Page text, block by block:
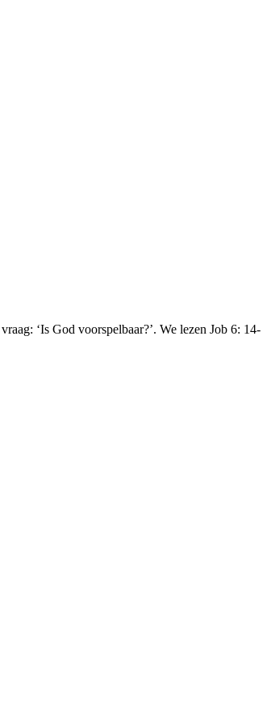
‘Is God voorspelbaar?’. We lezen Job 6: 14-